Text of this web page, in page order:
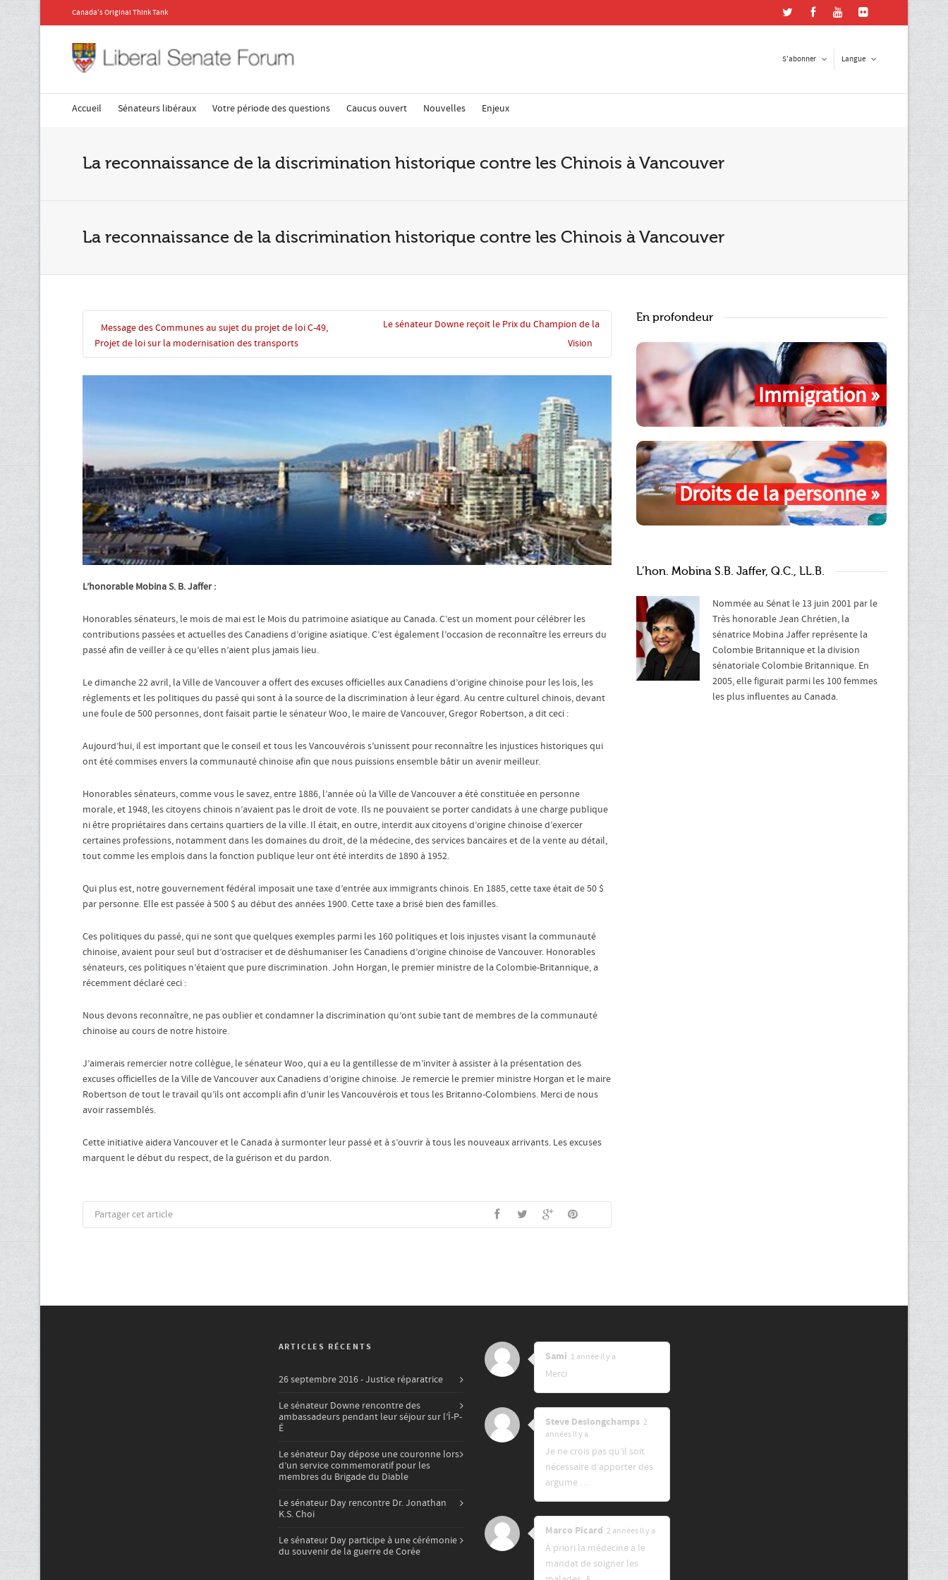
Canada's Original Think Tank
S'abonner
Please help us keep in touch.
Langue
Accueil Sénateurs libéraux Votre période des questions Caucus ouvert Nouvelles Enjeux
La reconnaissance de la discrimination historique contre les Chinois à Vancouver
La reconnaissance de la discrimination historique contre les Chinois à Vancouver
Message des Communes au sujet du projet de loi C-49,
Projet de loi sur la modernisation des transports
Le sénateur Downe reçoit le Prix du Champion de la
Vision
L’honorable Mobina S. B. Jaffer :
Honorables sénateurs, le mois de mai est le Mois du patrimoine asiatique au Canada. C’est un moment pour célébrer les
contributions passées et actuelles des Canadiens d’origine asiatique. C’est également l’occasion de reconnaître les erreurs du
passé afin de veiller à ce qu’elles n’aient plus jamais lieu.
Le dimanche 22 avril, la Ville de Vancouver a offert des excuses officielles aux Canadiens d’origine chinoise pour les lois, les
règlements et les politiques du passé qui sont à la source de la discrimination à leur égard. Au centre culturel chinois, devant
une foule de 500 personnes, dont faisait partie le sénateur Woo, le maire de Vancouver, Gregor Robertson, a dit ceci :
Aujourd’hui, il est important que le conseil et tous les Vancouvérois s’unissent pour reconnaître les injustices historiques qui
ont été commises envers la communauté chinoise afin que nous puissions ensemble bâtir un avenir meilleur.
Honorables sénateurs, comme vous le savez, entre 1886, l’année où la Ville de Vancouver a été constituée en personne
morale, et 1948, les citoyens chinois n’avaient pas le droit de vote. Ils ne pouvaient se porter candidats à une charge publique
ni être propriétaires dans certains quartiers de la ville. Il était, en outre, interdit aux citoyens d’origine chinoise d’exercer
certaines professions, notamment dans les domaines du droit, de la médecine, des services bancaires et de la vente au détail,
tout comme les emplois dans la fonction publique leur ont été interdits de 1890 à 1952.
Qui plus est, notre gouvernement fédéral imposait une taxe d’entrée aux immigrants chinois. En 1885, cette taxe était de 50 $
par personne. Elle est passée à 500 $ au début des années 1900. Cette taxe a brisé bien des familles.
Ces politiques du passé, qui ne sont que quelques exemples parmi les 160 politiques et lois injustes visant la communauté
chinoise, avaient pour seul but d’ostraciser et de déshumaniser les Canadiens d’origine chinoise de Vancouver. Honorables
sénateurs, ces politiques n’étaient que pure discrimination. John Horgan, le premier ministre de la Colombie-Britannique, a
récemment déclaré ceci :
Nous devons reconnaître, ne pas oublier et condamner la discrimination qu’ont subie tant de membres de la communauté
chinoise au cours de notre histoire.
J’aimerais remercier notre collègue, le sénateur Woo, qui a eu la gentillesse de m’inviter à assister à la présentation des
excuses officielles de la Ville de Vancouver aux Canadiens d’origine chinoise. Je remercie le premier ministre Horgan et le maire
Robertson de tout le travail qu’ils ont accompli afin d’unir les Vancouvérois et tous les Britanno-Colombiens. Merci de nous
avoir rassemblés.
Cette initiative aidera Vancouver et le Canada à surmonter leur passé et à s’ouvrir à tous les nouveaux arrivants. Les excuses
marquent le début du respect, de la guérison et du pardon.
Partager cet article
En profondeur
Immigration »
Droits de la personne »
L’hon. Mobina S.B. Jaffer, Q.C., LL.B.
Nommée au Sénat le 13 juin 2001 par le
Très honorable Jean Chrétien, la
sénatrice Mobina Jaffer représente la
Colombie Britannique et la division
sénatoriale Colombie Britannique. En
2005, elle figurait parmi les 100 femmes
les plus influentes au Canada.
ARTICLES RÉCENTS
26 septembre 2016 - Justice réparatrice
Le sénateur Downe rencontre des
ambassadeurs pendant leur séjour sur l’Î-P-
É
Le sénateur Day dépose une couronne lors
d’un service commemoratif pour les
membres du Brigade du Diable
Le sénateur Day rencontre Dr. Jonathan
K.S. Choi
Le sénateur Day participe à une cérémonie
du souvenir de la guerre de Corée
Sami 1 année ll y a
Merci
Steve Deslongchamps 2
années ll y a
Je ne crois pas qu’il soit
nécessaire d’apporter des
argume …
Marco Picard 2 années ll y a
À priori la médecine a le
mandat de soigner les